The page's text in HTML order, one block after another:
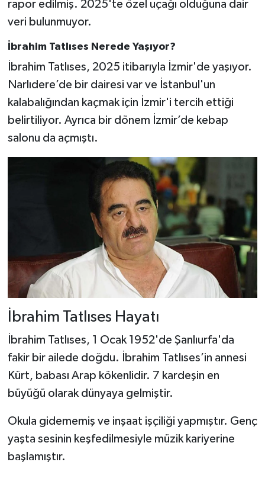
rapor edilmiş. 2025'te özel uçağı olduğuna dair
veri bulunmuyor.
İbrahim Tatlıses Nerede Yaşıyor?
İbrahim Tatlıses, 2025 itibarıyla İzmir'de yaşıyor.
Narlıdere’de bir dairesi var ve İstanbul'un
kalabalığından kaçmak için İzmir'i tercih ettiği
belirtiliyor. Ayrıca bir dönem İzmir’de kebap
salonu da açmıştı.
İbrahim Tatlıses Hayatı
İbrahim Tatlıses, 1 Ocak 1952'de Şanlıurfa'da
fakir bir ailede doğdu. İbrahim Tatlıses’in annesi
Kürt, babası Arap kökenlidir. 7 kardeşin en
büyüğü olarak dünyaya gelmiştir.
Okula gidememiş ve inşaat işçiliği yapmıştır. Genç
yaşta sesinin keşfedilmesiyle müzik kariyerine
başlamıştır.